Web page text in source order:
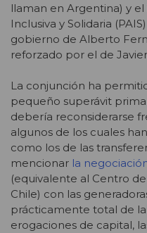
llaman en Argentina) y
Inclusiva y Solidaria
gobierno de Alberto
reforzado por el de
La conjunción ha
pequeño superávit
debería reconsiderarse
algunos de los cuales
como los de las
mencionar la
(equivalente al Centro
Chile) con las
prácticamente total de
erogaciones de capital,